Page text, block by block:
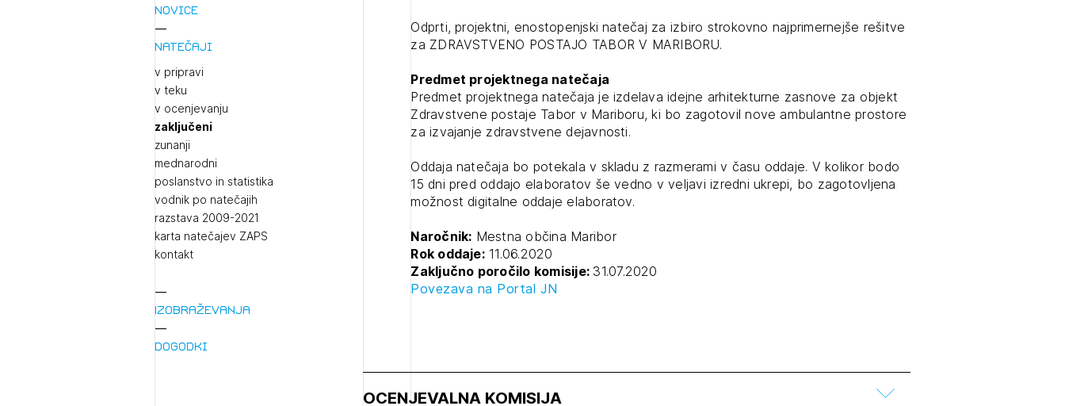
Sklepanje poslov
Za investitorje
dokumentov
Novice
Natečaji
v pripravi
v teku
v ocenjevanju
zaključeni
zunanji
mednarodni
poslanstvo in statistika
vodnik po natečajih
razstava 2009-2021
karta natečajev ZAPS
kontakt
Izobraževanja
Dogodki
Odprti, projektni, enostopenjski natečaj za izbiro strokovno najprimernejše rešitve
za ZDRAVSTVENO POSTAJO TABOR V MARIBORU.
Predmet projektnega natečaja
Predmet projektnega natečaja je izdelava idejne arhitekturne zasnove za objekt
Zdravstvene postaje Tabor v Mariboru, ki bo zagotovil nove ambulantne prostore
za izvajanje zdravstvene dejavnosti.
Oddaja natečaja bo potekala v skladu z razmerami v času oddaje. V kolikor bodo
15 dni pred oddajo elaboratov še vedno v veljavi izredni ukrepi, bo zagotovljena
možnost digitalne oddaje elaboratov.
Naročnik: Mestna občina Maribor
Rok oddaje:11.06.2020
Zaključno poročilo komisije: 31.07.2020
Povezava na Portal JN
OCENJEVALNA KOMISIJA